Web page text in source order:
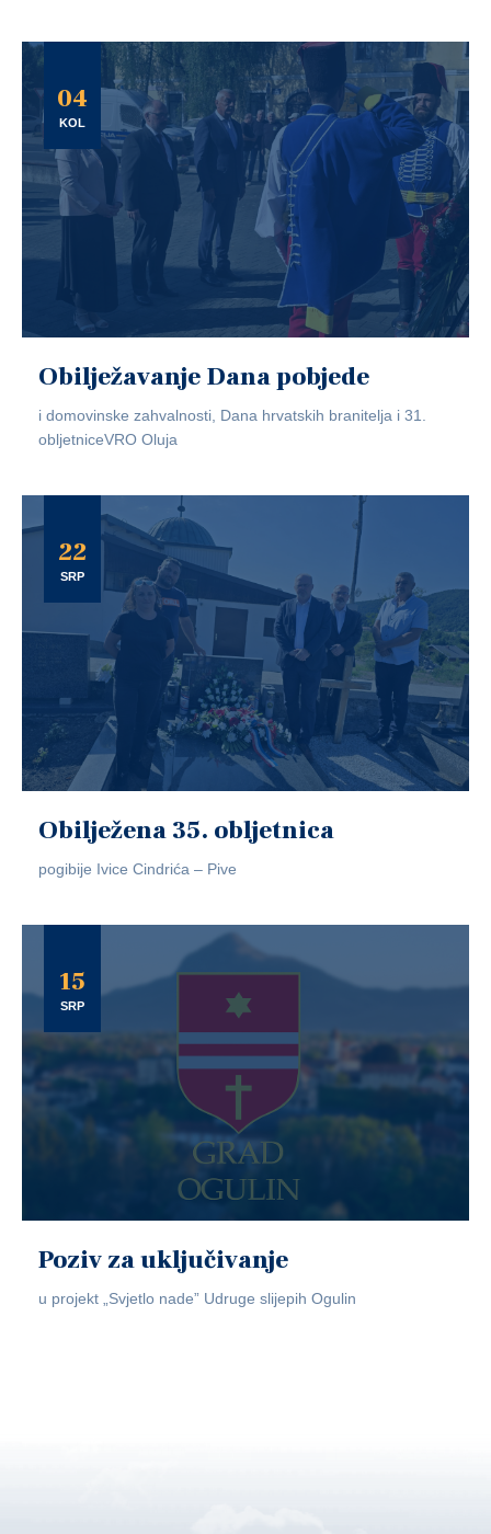
04
KOL
Obilježavanje Dana pobjede
i domovinske zahvalnosti, Dana hrvatskih branitelja i 31.
obljetniceVRO Oluja
22
SRP
Obilježena 35. obljetnica
pogibije Ivice Cindrića – Pive
15
SRP
Poziv za uključivanje
u projekt „Svjetlo nade” Udruge slijepih Ogulin